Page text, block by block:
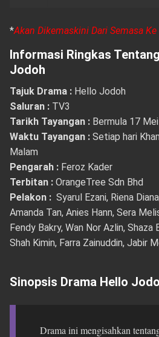
*Akan Dikemaskini Dari Semasa Ke
Informasi Ringkas
Jodoh
Tajuk Drama :Hello Jodoh
Saluran :TV3
Tarikh Tayangan :Bermula 17
Waktu Tayangan :Setiap hari
Malam
Pengarah :Feroz Kader
Terbitan :OrangeTree Sdn Bhd
Pelakon :Syarul Ezani, Riena
Amanda Tan, Anies Hann, Sera
Fendy Bakry, Wan Nor Azlin, Shaza
Shah Kimin, Farra Zainuddin, Jabir
Sinopsis Drama Hello
Drama ini mengisahkan